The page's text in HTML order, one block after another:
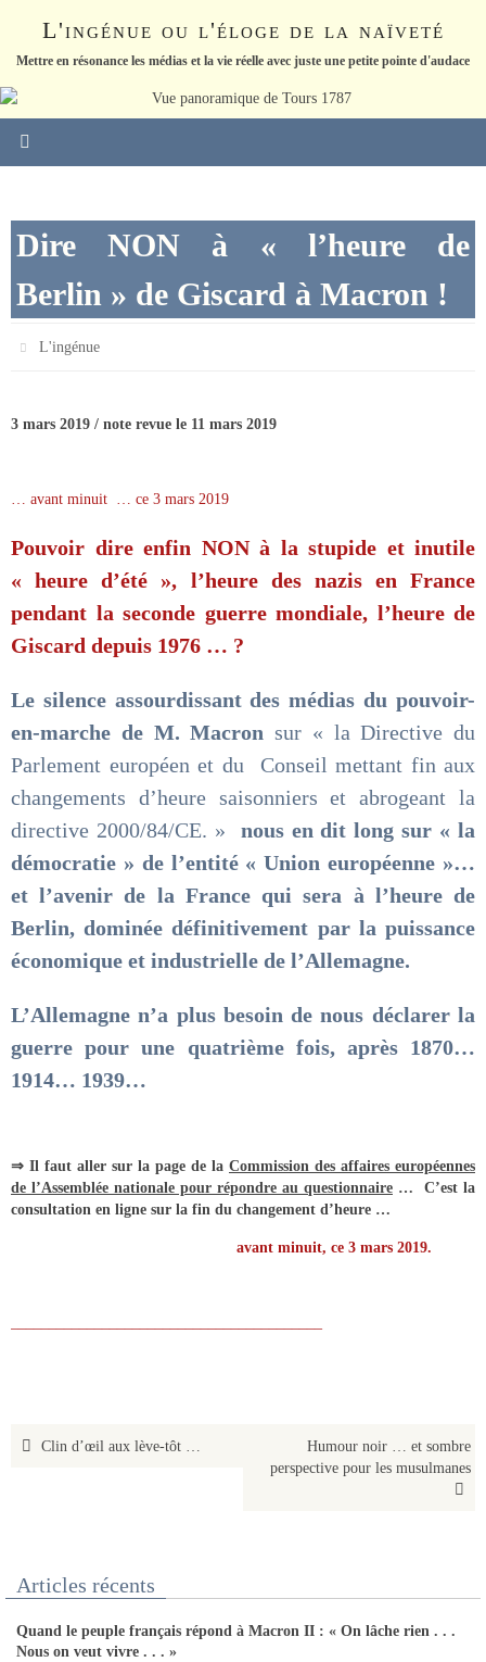
L'ingénue ou l'éloge de la naïveté
Mettre en résonance les médias et la vie réelle avec juste une petite pointe d'audace
Dire NON à « l’heure de
Berlin » de Giscard à Macron !
L'ingénue
3 mars 2019 / note revue le 11 mars 2019
… avant minuit … ce 3 mars 2019
Pouvoir dire enfin NON à la stupide et inutile
« heure d’été », l’heure des nazis en France
pendant la seconde guerre mondiale, l’heure de
Giscard depuis 1976 … ?
Le silence assourdissant des médias du pouvoir-
en-marche de M. Macron sur « la Directive du
Parlement européen et du Conseil mettant fin aux
changements d’heure saisonniers et abrogeant la
directive 2000/84/CE. » nous en dit long sur « la
démocratie » de l’entité « Union européenne »…
et l’avenir de la France qui sera à l’heure de
Berlin, dominée définitivement par la puissance
économique et industrielle de l’Allemagne.
L’Allemagne n’a plus besoin de nous déclarer la
guerre pour une quatrième fois, après 1870…
1914… 1939…
⇒ Il faut aller sur la page de la Commission des affaires européennes
de l’Assemblée nationale pour répondre au questionnaire … C’est la
consultation en ligne sur la fin du changement d’heure …
avant minuit, ce 3 mars 2019.
Clin d’œil aux lève-tôt …
Humour noir … et sombre
perspective pour les musulmanes
Articles récents
Quand le peuple français répond à Macron II : « On lâche rien . . .
Nous on veut vivre . . . »